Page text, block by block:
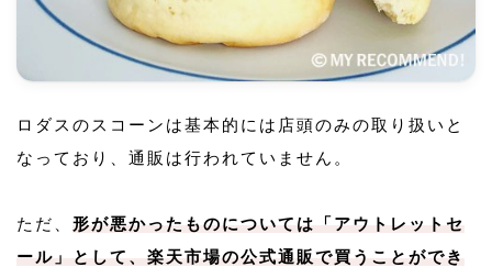
ロダスのスコーンは基本的には店頭のみの取り扱いと
なっており、通販は行われていません。
ただ、 形が悪かったものについては「アウトレットセ
ール」として、楽天市場の公式通販で買うことができ